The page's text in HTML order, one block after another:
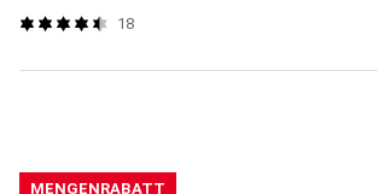
18
MENGENRABATT